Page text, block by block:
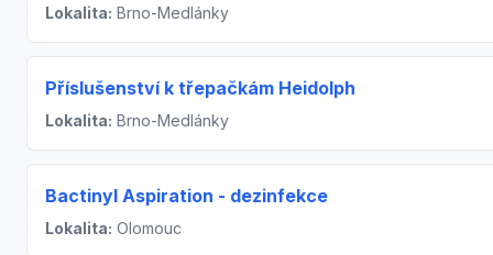
Lokalita: Brno-Medlánky
Příslušenství k třepačkám Heidolph
Lokalita: Brno-Medlánky
Bactinyl Aspiration - dezinfekce
Lokalita: Olomouc